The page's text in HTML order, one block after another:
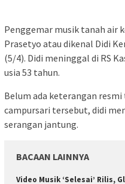
Penggemar musik tanah air
Prasetyo atau dikenal Didi
(5/4). Didi meninggal di RS
usia 53 tahun.
Belum ada keterangan
campursari tersebut, didi
serangan jantung.
BACAAN LAINNYA
Video Musik ‘Selesai’ Rilis,